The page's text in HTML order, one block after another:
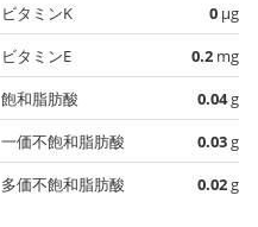
ビタミンK
0 µg
ビタミンE
0.2 mg
飽和脂肪酸
0.04g
一価不飽和脂肪酸
0.03g
多価不飽和脂肪酸
0.02g